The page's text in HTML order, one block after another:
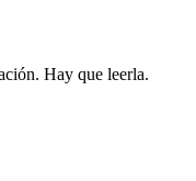
Hay que leerla.